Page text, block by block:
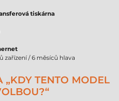
tiskárna
zařízení / 6 měsíců hlava
„KDY TENTO MODEL